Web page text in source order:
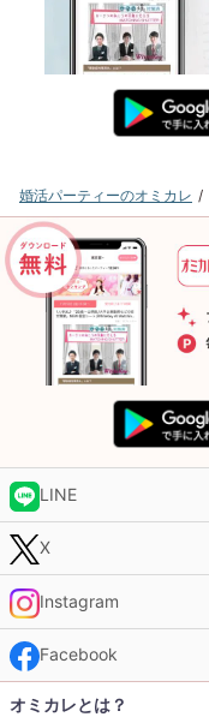
婚活パーティーのオミカレ
LINE
X
Instagram
Facebook
オミカレとは？